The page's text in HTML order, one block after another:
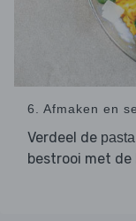
6. Afmaken en
Verdeel de pasta
bestrooi met de